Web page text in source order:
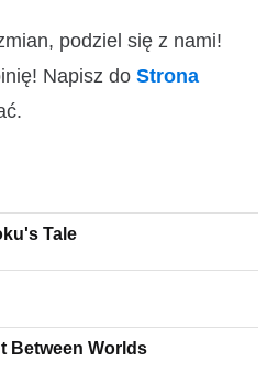
podziel się z nami!
Napisz do Strona
Tale
Between Worlds